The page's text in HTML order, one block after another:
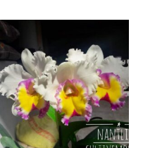
precios:
desde
$500.00
hasta
$600.00